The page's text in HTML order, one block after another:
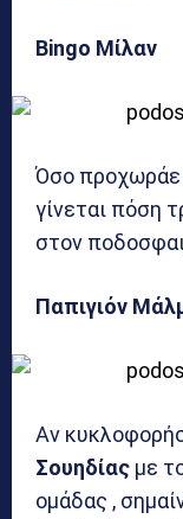
Bingo Μίλαν
Όσο
γίνεται πόση
στον
Παπιγιόν
Αν
Σουηδίας με
ομάδας ,